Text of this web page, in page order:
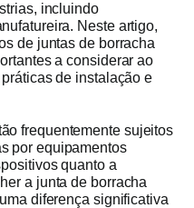
incluindo
Neste artigo,
de juntas de borracha
a considerar ao
de instalação e
frequentemente sujeitos
por equipamentos
quanto a
a junta de borracha
diferença significativa